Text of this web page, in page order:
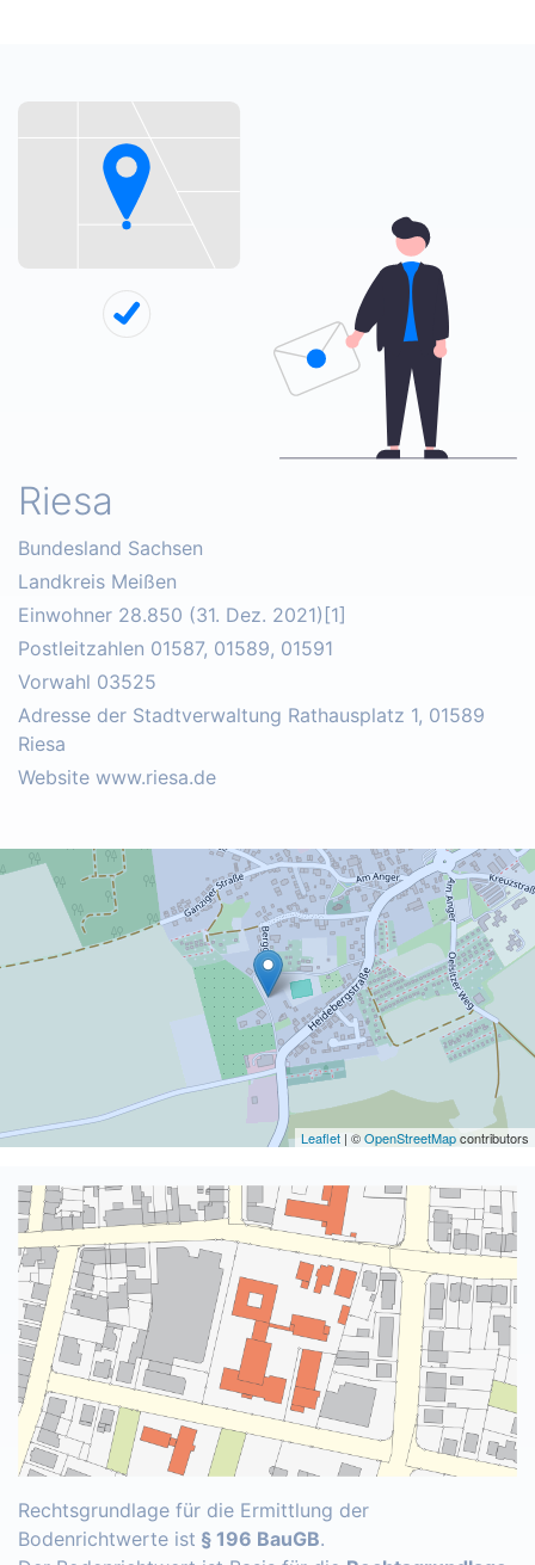
Riesa
Bundesland Sachsen
Landkreis Meißen
Einwohner 28.850 (31. Dez. 2021)[1]
Postleitzahlen 01587, 01589, 01591
Vorwahl 03525
Adresse der Stadtverwaltung Rathausplatz 1, 01589
Riesa
Website www.riesa.de
Leaflet | ©OpenStreetMapcontributors
Rechtsgrundlage für die Ermittlung der
Bodenrichtwerte ist § 196 BauGB.